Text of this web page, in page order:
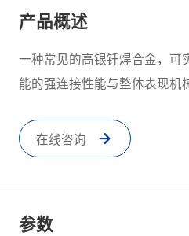
产品概述
一种常见的高银钎焊合金，可
能的强连接性能与整体表现机
在线咨询
参数